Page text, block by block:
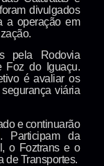
divulgados
a operação em
pela Rodovia
Foz do Iguaçu.
é avaliar os
viária
e continuarão
Participam da
, o Foztranse o
de Transportes.